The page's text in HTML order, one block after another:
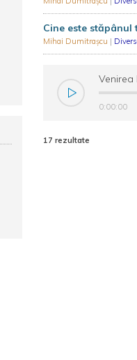
Cine este stăpânul
Mihai Dumitrașcu |
Venirea
0:00:00
17 rezultate